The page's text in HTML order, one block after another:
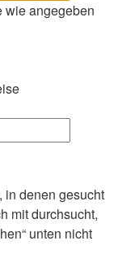
wie angegeben
in denen gesucht
mit durchsucht,
unten nicht